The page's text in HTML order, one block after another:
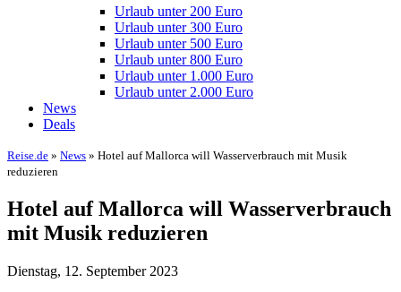
Urlaub unter 200 Euro
Urlaub unter 300 Euro
Urlaub unter 500 Euro
Urlaub unter 800 Euro
Urlaub unter 1.000 Euro
Urlaub unter 2.000 Euro
News
Deals
Reise.de » News » Hotel auf Mallorca will Wasserverbrauch mit Musik
reduzieren
Hotel auf Mallorca will Wasserverbrauch
mit Musik reduzieren
Dienstag, 12. September 2023